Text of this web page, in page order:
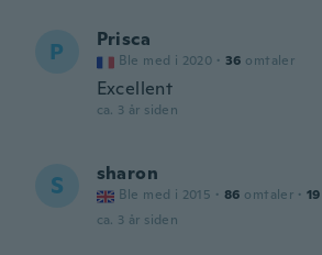
P Prisca
Ble med i 2020 · 36 omtaler
Excellent
ca. 3 år siden
S sharon
Ble med i 2015 · 86 omtaler · 19
ca. 3 år siden